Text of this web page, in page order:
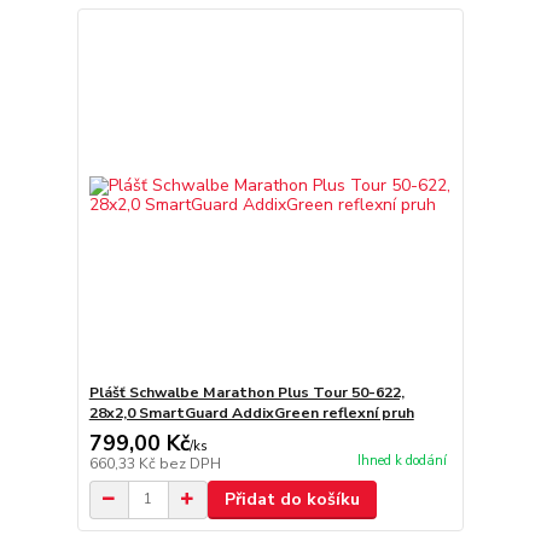
Plášť Schwalbe Marathon Plus Tour 50-622,
28x2,0 SmartGuard AddixGreen reflexní pruh
799,00 Kč/ks
660,33 Kč bez DPH Ihned k dodání
Přidat do košíku